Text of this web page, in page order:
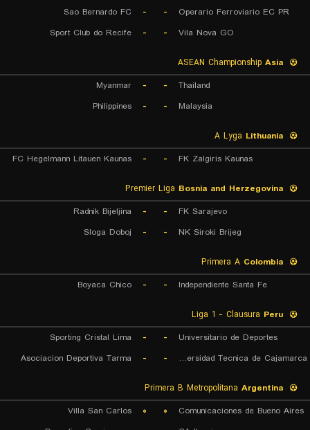
Operario Ferroviario EC PR
-
-
Sao Bernardo FC
Vila Nova GO
-
-
Sport Club do Recife
Asia
Thailand
-
-
Myanmar
Malaysia
-
-
Philippines
Lithuania
FK Zalgiris Kaunas
-
-
FC Hegelmann Litauen Kaunas
Bosnia and Herzegovina
FK Sarajevo
-
-
Radnik Bijeljina
NK Siroki Brijeg
-
-
Sloga Doboj
Colombia
Independiente Santa Fe
-
-
Boyaca Chico
Peru
Universitario de Deportes
-
-
Sporting Cristal Lima
Universidad Tecnica de Cajamarca
-
-
Asociacion Deportiva Tarma
Argentina
Comunicaciones de Bueno Aires
۰ ۰
Villa San Carlos